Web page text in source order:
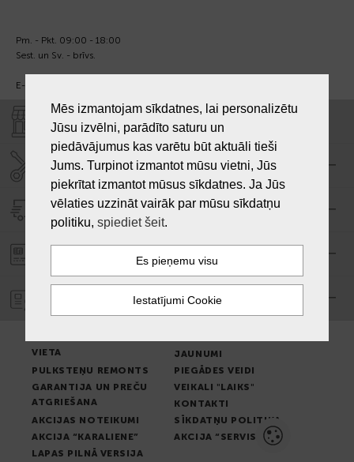
Pm. - Pkt. 09:00 - 18:00
Sest. un Sv. - brīvs.
E-pasts:
VEIKALI "LAIKS"
SERVISA CENTRS "LAIKS"
PIEGĀDE
PASŪTĪJUMA APMAKSA
GARANTIJA
VIETA
JAUNUMI
PULKSTEŅU REMONTS
PIEGĀDES VEIDI
GARANTIJA UN PREČU
ATGRIEŠANA
VEIKALI "LAIKS"
KONTAKTI
AKCIJAS NOTEIKUMI
SĪKDATŅU POLITIKA
AKCIJA “KARALIENE”
AKCIJA “SERVISS”
LAPAS PILNĀ VERSIJA
Mēs izmantojam sīkdatnes, lai personalizētu
Jūsu izvēlni, parādīto saturu un
piedāvājumus kas varētu būt aktuāli tieši
Jums. Turpinot izmantot mūsu vietni, Jūs
piekrītat izmantot mūsus sīkdatnes. Ja Jūs
vēlaties uzzināt vairāk par mūsu sīkdatņu
politiku, spiediet šeit.